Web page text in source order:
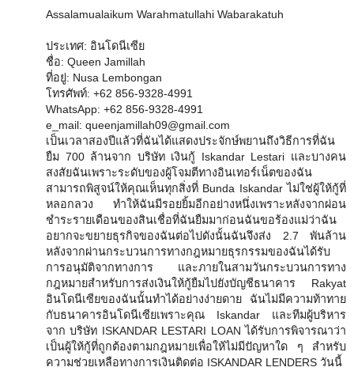
Assalamualaikum Warahmatullahi Wabarakatuh
ประเทศ: อินโดนีเซีย
ชื่อ: Queen Jamillah
ที่อยู่: Nusa Lembongan
โทรศัพท์: +62 856-9328-4991
WhatsApp: +62 856-9328-4991
e_mail: queenjamillah09@gmail.com
เป็นเวลาสองปีแล้วที่ฉันได้แสดงประจักษ์พยานถึงวิธีการที่ฉัน
ยืม 700 ล้านจาก บริษัท เงินกู้ Iskandar Lestari และบางคน
สงสัยฉันเพราะระดับของผู้โจมตีทางอินเทอร์เน็ตของฉัน
สามารถพิสูจน์ให้คุณเห็นทุกสิ่งที่ Bunda Iskandar ไม่ใช่ผู้ให้กู้ที่
หลอกลวง ทำให้ฉันมีรอยยิ้มอีกอย่างหนึ่งเพราะหลังจากผ่อน
ชำระรายเดือนของสินเชื่อที่ฉันยืมมาก่อนฉันขอร้องแม่ว่าฉัน
อยากจะขยายธุรกิจของฉันต่อไปดังนั้นฉันจึงส่ง 2.7 พันล้าน
หลังจากผ่านกระบวนการทางกฎหมายธุรกรรมของฉันได้รับ
การอนุมัติจากทางการ และภายในสามวันกระบวนการทาง
กฎหมายสำหรับการส่งเงินให้กู้ยืมไปยังบัญชีธนาคาร Rakyat
อินโดนีเซียของฉันนั้นทำได้อย่างง่ายดาย ฉันไม่มีความท้าทาย
กับธนาคารอินโดนีเซียเพราะคุณ Iskandar และทีมผู้บริหาร
จาก บริษัท ISKANDAR LESTARI LOAN ได้รับการพิจารณาว่า
เป็นผู้ให้กู้ที่ถูกต้องตามกฎหมายเพื่อให้ไม่มีปัญหาใด ๆ สำหรับ
ความช่วยเหลือทางการเงินติดต่อ ISKANDAR LENDERS วันนี้